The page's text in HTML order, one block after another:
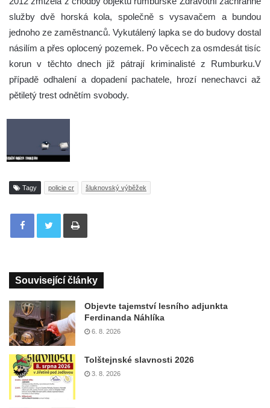
služby dvě horská kola, společně s vysavačem a bundou
jednoho ze zaměstnanců. Vykutálený lapka se do budovy dostal
násilím a přes oplocený pozemek. Po věcech za osmdesát tisíc
korun v těchto dnech již pátrají kriminalisté z Rumburku.V
případě odhalení a dopadení pachatele, hrozí nenechavci až
pětiletý trest odnětím svobody.
Tagy policie cr šluknovský výběžek
Tisknout
Související články
Objevte tajemství lesního adjunkta
Ferdinanda Náhlíka
6. 8. 2026
Tolštejnské slavnosti 2026
3. 8. 2026